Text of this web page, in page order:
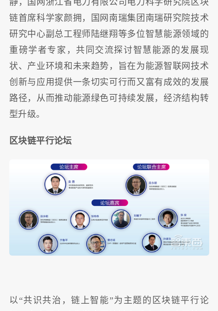
静，国网浙江省电力有限公司电力科学研究院区块
链首席科学家颜拥，国网南瑞集团南瑞研究院技术
研究中心副总工程师陆继翔等多位智慧能源领域的
重磅学者专家，共同交流探讨智慧能源的发展现
状、产业环境和未来趋势，旨在为能源智联网技术
创新与应用提供一条切实可行而又富有成效的发展
路径，从而推动能源绿色可持续发展，经济结构转
型升级。
区块链平行论坛
以“共识共治，链上智能”为主题的区块链平行论